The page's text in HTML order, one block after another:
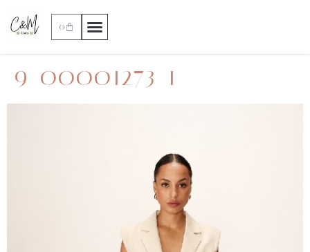
0
9_00001273_1